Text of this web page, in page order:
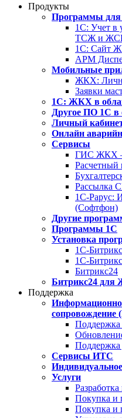
Продукты
Программы
1С: Учет в
ТСЖ и
1С: Сайт
АРМ
Мобильные
ЖКХ:
Заявки
1С: ЖКХ в
Другое ПО 1С в
Личный
Онлайн
Сервисы
ГИС ЖКХ –
Рассылка
1С-Рарус:
(Софтфон)
Другие
Программы 1С
Установка
1С-Битрикс
1С-
Битрикс24
Битрикс24
Поддержка
Поддержка
Сервисы ИТС
Услуги
Покупка и
Покупка и